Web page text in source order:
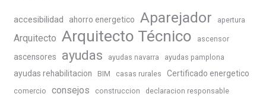
accesibilidad ahorro energetico Aparejador apertura
Arquitecto Arquitecto Técnico ascensor
ascensores ayudas ayudas navarra ayudas pamplona
ayudas rehabilitacion BIM casas rurales Certificado energetico
comercio consejos construccion
declaracion responsable